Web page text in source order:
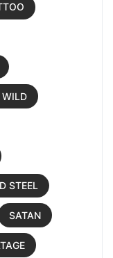
WILD
STEEL
SATAN